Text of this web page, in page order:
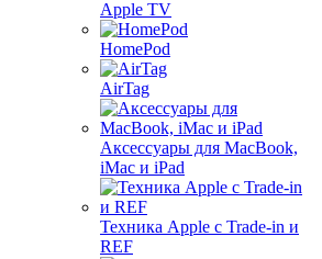
Apple TV
HomePod
AirTag
Аксессуары для MacBook,
iMac и iPad
Техника Apple с Trade-in и
REF